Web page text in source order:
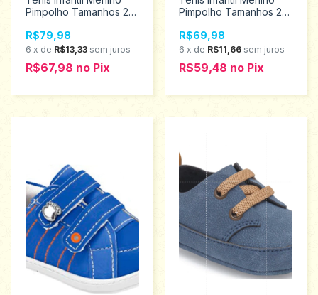
Pimpolho Tamanhos 22
R$79,98
6 x de R$13,33 sem juros
R$67,98 no Pix
Pimpolho Tamanhos 22
R$69,98
6 x de R$11,66 sem juros
R$59,48 no Pix